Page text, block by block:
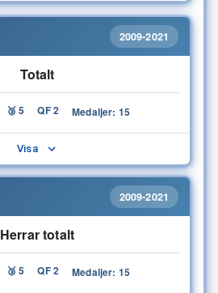
2009-2021
Totalt
🥉 5 QF 2 Medaljer: 15
Visa
2009-2021
Herrar totalt
🥉 5 QF 2 Medaljer: 15